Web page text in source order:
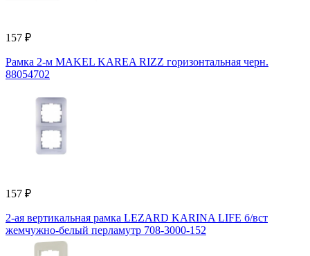
157 ₽
Рамка 2-м MAKEL KAREA RIZZ горизонтальная черн.
88054702
157 ₽
2-ая вертикальная рамка LEZARD KARINA LIFE б/вст
жемчужно-белый перламутр 708-3000-152